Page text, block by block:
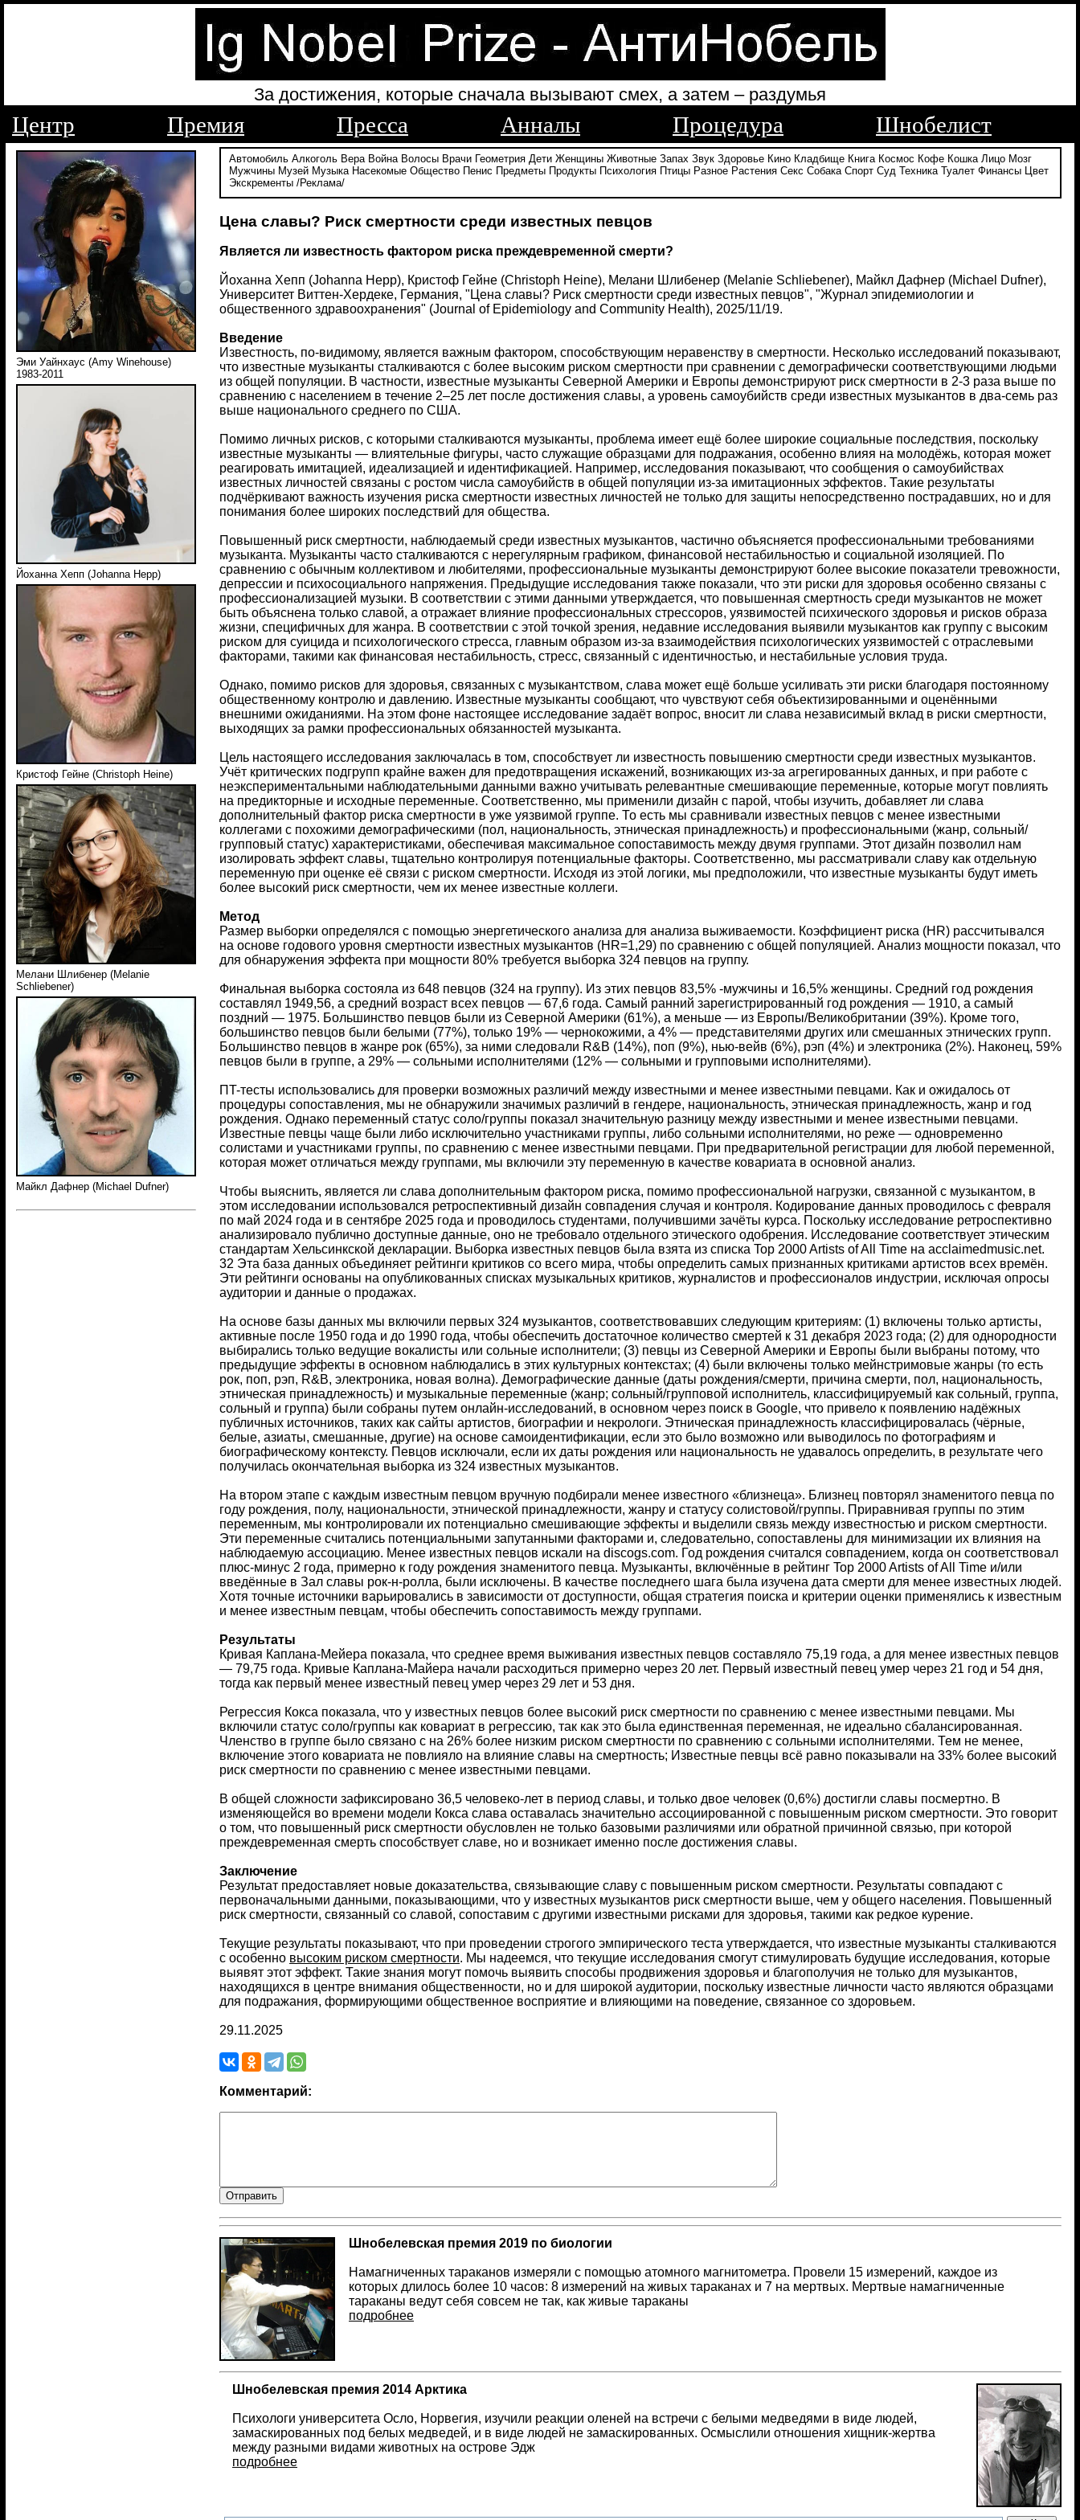
За достижения, которые сначала вызывают смех, а затем – раздумья
Центр Премия Пресса Анналы Процедура Шнобелист
Эми Уайнхаус (Amy Winehouse)
1983-2011
Йоханна Хепп (Johanna Hepp)
Кристоф Гейне (Christoph Heine)
Мелани Шлибенер (Melanie
Schliebener)
Майкл Дафнер (Michael Dufner)
Автомобиль Алкоголь Вера Война Волосы Врачи Геометрия Дети Женщины Животные Запах Звук Здоровье Кино Кладбище Книга Космос Кофе Кошка Лицо Мозг
Мужчины Музей Музыка Насекомые Общество Пенис Предметы Продукты Психология Птицы Разное Растения Секс Собака Спорт Суд Техника Туалет Финансы
Цвет
Экскременты /Реклама/
Цена славы? Риск смертности среди известных певцов
Является ли известность фактором риска преждевременной смерти?
Йоханна Хепп (Johanna Hepp), Кристоф Гейне (Christoph Heine), Мелани Шлибенер (Melanie Schliebener), Майкл Дафнер (Michael Dufner),
Университет Виттен-Хердеке, Германия, "Цена славы? Риск смертности среди известных певцов", "Журнал эпидемиологии и
общественного здравоохранения" (Journal of Epidemiology and Community Health), 2025/11/19.
Введение
Известность, по-видимому, является важным фактором, способствующим неравенству в смертности. Несколько исследований показывают,
что известные музыканты сталкиваются с более высоким риском смертности при сравнении с демографически соответствующими людьми
из общей популяции. В частности, известные музыканты Северной Америки и Европы демонстрируют риск смертности в 2-3 раза выше по
сравнению с населением в течение 2–25 лет после достижения славы, а уровень самоубийств среди известных музыкантов в два-семь раз
выше национального среднего по США.
Помимо личных рисков, с которыми сталкиваются музыканты, проблема имеет ещё более широкие социальные последствия, поскольку
известные музыканты — влиятельные фигуры, часто служащие образцами для подражания, особенно влияя на молодёжь, которая может
реагировать имитацией, идеализацией и идентификацией. Например, исследования показывают, что сообщения о самоубийствах
известных личностей связаны с ростом числа самоубийств в общей популяции из-за имитационных эффектов. Такие результаты
подчёркивают важность изучения риска смертности известных личностей не только для защиты непосредственно пострадавших, но и для
понимания более широких последствий для общества.
Повышенный риск смертности, наблюдаемый среди известных музыкантов, частично объясняется профессиональными требованиями
музыканта. Музыканты часто сталкиваются с нерегулярным графиком, финансовой нестабильностью и социальной изоляцией. По
сравнению с обычным коллективом и любителями, профессиональные музыканты демонстрируют более высокие показатели тревожности,
депрессии и психосоциального напряжения. Предыдущие исследования также показали, что эти риски для здоровья особенно связаны с
профессионализацией музыки. В соответствии с этими данными утверждается, что повышенная смертность среди музыкантов не может
быть объяснена только славой, а отражает влияние профессиональных стрессоров, уязвимостей психического здоровья и рисков образа
жизни, специфичных для жанра. В соответствии с этой точкой зрения, недавние исследования выявили музыкантов как группу с высоким
риском для суицида и психологического стресса, главным образом из-за взаимодействия психологических уязвимостей с отраслевыми
факторами, такими как финансовая нестабильность, стресс, связанный с идентичностью, и нестабильные условия труда.
Однако, помимо рисков для здоровья, связанных с музыкантством, слава может ещё больше усиливать эти риски благодаря постоянному
общественному контролю и давлению. Известные музыканты сообщают, что чувствуют себя объектизированными и оценёнными
внешними ожиданиями. На этом фоне настоящее исследование задаёт вопрос, вносит ли слава независимый вклад в риски смертности,
выходящих за рамки профессиональных обязанностей музыканта.
Цель настоящего исследования заключалась в том, способствует ли известность повышению смертности среди известных музыкантов.
Учёт критических подгрупп крайне важен для предотвращения искажений, возникающих из-за агрегированных данных, и при работе с
неэкспериментальными наблюдательными данными важно учитывать релевантные смешивающие переменные, которые могут повлиять
на предикторные и исходные переменные. Соответственно, мы применили дизайн с парой, чтобы изучить, добавляет ли слава
дополнительный фактор риска смертности в уже уязвимой группе. То есть мы сравнивали известных певцов с менее известными
коллегами с похожими демографическими (пол, национальность, этническая принадлежность) и профессиональными (жанр, сольный/
групповый статус) характеристиками, обеспечивая максимальное сопоставимость между двумя группами. Этот дизайн позволил нам
изолировать эффект славы, тщательно контролируя потенциальные факторы. Соответственно, мы рассматривали славу как отдельную
переменную при оценке её связи с риском смертности. Исходя из этой логики, мы предположили, что известные музыканты будут иметь
более высокий риск смертности, чем их менее известные коллеги.
Метод
Размер выборки определялся с помощью энергетического анализа для анализа выживаемости. Коэффициент риска (HR) рассчитывался
на основе годового уровня смертности известных музыкантов (HR=1,29) по сравнению с общей популяцией. Анализ мощности показал, что
для обнаружения эффекта при мощности 80% требуется выборка 324 певцов на группу.
Финальная выборка состояла из 648 певцов (324 на группу). Из этих певцов 83,5% -мужчины и 16,5% женщины. Средний год рождения
составлял 1949,56, а средний возраст всех певцов — 67,6 года. Самый ранний зарегистрированный год рождения — 1910, а самый
поздний — 1975. Большинство певцов были из Северной Америки (61%), а меньше — из Европы/Великобритании (39%). Кроме того,
большинство певцов были белыми (77%), только 19% — чернокожими, а 4% — представителями других или смешанных этнических групп.
Большинство певцов в жанре рок (65%), за ними следовали R&B (14%), поп (9%), нью-вейв (6%), рэп (4%) и электроника (2%). Наконец, 59%
певцов были в группе, а 29% — сольными исполнителями (12% — сольными и групповыми исполнителями).
ПT-тесты использовались для проверки возможных различий между известными и менее известными певцами. Как и ожидалось от
процедуры сопоставления, мы не обнаружили значимых различий в гендере, национальность, этническая принадлежность, жанр и год
рождения. Однако переменный статус соло/группы показал значительную разницу между известными и менее известными певцами.
Известные певцы чаще были либо исключительно участниками группы, либо сольными исполнителями, но реже — одновременно
солистами и участниками группы, по сравнению с менее известными певцами. При предварительной регистрации для любой переменной,
которая может отличаться между группами, мы включили эту переменную в качестве ковариата в основной анализ.
Чтобы выяснить, является ли слава дополнительным фактором риска, помимо профессиональной нагрузки, связанной с музыкантом, в
этом исследовании использовался ретроспективный дизайн совпадения случая и контроля. Кодирование данных проводилось с февраля
по май 2024 года и в сентябре 2025 года и проводилось студентами, получившими зачёты курса. Поскольку исследование ретроспективно
анализировало публично доступные данные, оно не требовало отдельного этического одобрения. Исследование соответствует этическим
стандартам Хельсинкской декларации. Выборка известных певцов была взята из списка Top 2000 Artists of All Time на acclaimedmusic.net.
32 Эта база данных объединяет рейтинги критиков со всего мира, чтобы определить самых признанных критиками артистов всех времён.
Эти рейтинги основаны на опубликованных списках музыкальных критиков, журналистов и профессионалов индустрии, исключая опросы
аудитории и данные о продажах.
На основе базы данных мы включили первых 324 музыкантов, соответствовавших следующим критериям: (1) включены только артисты,
активные после 1950 года и до 1990 года, чтобы обеспечить достаточное количество смертей к 31 декабря 2023 года; (2) для однородности
выбирались только ведущие вокалисты или сольные исполнители; (3) певцы из Северной Америки и Европы были выбраны потому, что
предыдущие эффекты в основном наблюдались в этих культурных контекстах; (4) были включены только мейнстримовые жанры (то есть
рок, поп, рэп, R&B, электроника, новая волна). Демографические данные (даты рождения/смерти, причина смерти, пол, национальность,
этническая принадлежность) и музыкальные переменные (жанр; сольный/групповой исполнитель, классифицируемый как сольный, группа,
сольный и группа) были собраны путем онлайн-исследований, в основном через поиск в Google, что привело к появлению надёжных
публичных источников, таких как сайты артистов, биографии и некрологи. Этническая принадлежность классифицировалась (чёрные,
белые, азиаты, смешанные, другие) на основе самоидентификации, если это было возможно или выводилось по фотографиям и
биографическому контексту. Певцов исключали, если их даты рождения или национальность не удавалось определить, в результате чего
получилась окончательная выборка из 324 известных музыкантов.
На втором этапе с каждым известным певцом вручную подбирали менее известного «близнеца». Близнец повторял знаменитого певца по
году рождения, полу, национальности, этнической принадлежности, жанру и статусу солистовой/группы. Приравнивая группы по этим
переменным, мы контролировали их потенциально смешивающие эффекты и выделили связь между известностью и риском смертности.
Эти переменные считались потенциальными запутанными факторами и, следовательно, сопоставлены для минимизации их влияния на
наблюдаемую ассоциацию. Менее известных певцов искали на discogs.com. Год рождения считался совпадением, когда он соответствовал
плюс-минус 2 года, примерно к году рождения знаменитого певца. Музыканты, включённые в рейтинг Top 2000 Artists of All Time и/или
введённые в Зал славы рок-н-ролла, были исключены. В качестве последнего шага была изучена дата смерти для менее известных людей.
Хотя точные источники варьировались в зависимости от доступности, общая стратегия поиска и критерии оценки применялись к известным
и менее известным певцам, чтобы обеспечить сопоставимость между группами.
Результаты
Кривая Каплана-Мейера показала, что среднее время выживания известных певцов составляло 75,19 года, а для менее известных певцов
— 79,75 года. Кривые Каплана-Майера начали расходиться примерно через 20 лет. Первый известный певец умер через 21 год и 54 дня,
тогда как первый менее известный певец умер через 29 лет и 53 дня.
Регрессия Кокса показала, что у известных певцов более высокий риск смертности по сравнению с менее известными певцами. Мы
включили статус соло/группы как ковариат в регрессию, так как это была единственная переменная, не идеально сбалансированная.
Членство в группе было связано с на 26% более низким риском смертности по сравнению с сольными исполнителями. Тем не менее,
включение этого ковариата не повлияло на влияние славы на смертность; Известные певцы всё равно показывали на 33% более высокий
риск смертности по сравнению с менее известными певцами.
В общей сложности зафиксировано 36,5 человеко-лет в период славы, и только двое человек (0,6%) достигли славы посмертно. В
изменяющейся во времени модели Кокса слава оставалась значительно ассоциированной с повышенным риском смертности. Это говорит
о том, что повышенный риск смертности обусловлен не только базовыми различиями или обратной причинной связью, при которой
преждевременная смерть способствует славе, но и возникает именно после достижения славы.
Заключение
Результат предоставляет новые доказательства, связывающие славу с повышенным риском смертности. Результаты совпадают с
первоначальными данными, показывающими, что у известных музыкантов риск смертности выше, чем у общего населения. Повышенный
риск смертности, связанный со славой, сопоставим с другими известными рисками для здоровья, такими как редкое курение.
Текущие результаты показывают, что при проведении строгого эмпирического теста утверждается, что известные музыканты сталкиваются
с особенно высоким риском смертности. Мы надеемся, что текущие исследования смогут стимулировать будущие исследования, которые
выявят этот эффект. Такие знания могут помочь выявить способы продвижения здоровья и благополучия не только для музыкантов,
находящихся в центре внимания общественности, но и для широкой аудитории, поскольку известные личности часто являются образцами
для подражания, формирующими общественное восприятие и влияющими на поведение, связанное со здоровьем.
29.11.2025
Комментарий:
Шнобелевская премия 2019 по биологии
Намагниченных тараканов измеряли с помощью атомного магнитометра. Провели 15 измерений, каждое из
которых длилось более 10 часов: 8 измерений на живых тараканах и 7 на мертвых. Мертвые намагниченные
тараканы ведут себя совсем не так, как живые тараканы
подробнее
Шнобелевская премия 2014 Арктика
Психологи университета Осло, Норвегия, изучили реакции оленей на встречи с белыми медведями в виде людей,
замаскированных под белых медведей, и в виде людей не замаскированных. Осмыслили отношения хищник-жертва
между разными видами животных на острове Эдж
подробнее